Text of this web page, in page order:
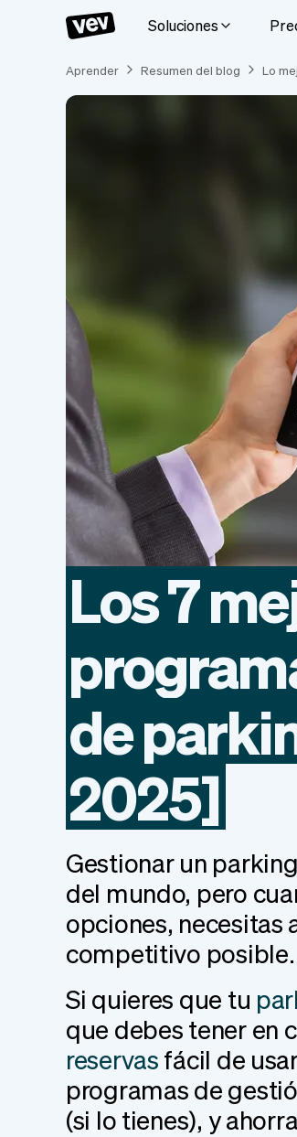
Soluciones
Aprender Resumen del blog Lo
Los7
de
2025]
Gestionar un
del mundo, pero
opciones, necesitas
competitivo posible.
Si quieres que tu
que debes tener en
reservasfácil de
programas de
(si lo tienes), y